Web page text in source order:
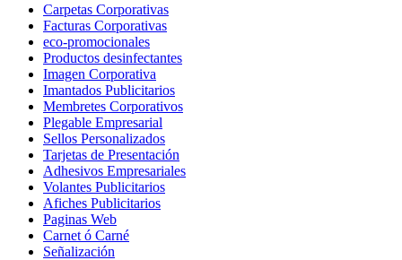
Carpetas Corporativas
Facturas Corporativas
eco-promocionales
Productos desinfectantes
Imagen Corporativa
Imantados Publicitarios
Membretes Corporativos
Plegable Empresarial
Sellos Personalizados
Tarjetas de Presentación
Adhesivos Empresariales
Volantes Publicitarios
Afiches Publicitarios
Paginas Web
Carnet ó Carné
Señalización